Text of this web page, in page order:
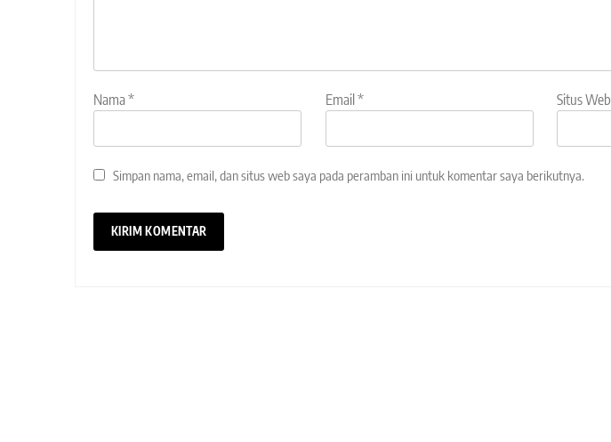
Nama* Email * Situs Web
Simpan nama, email, dan situs web saya pada peramban ini untuk komentar saya berikutnya.